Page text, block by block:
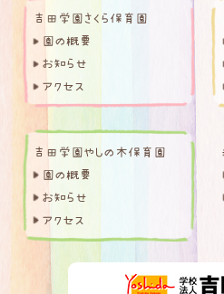
吉田学園さくら保育園
園の概要
お知らせ
アクセス
吉田学園やしの木保育園
園の概要
お知らせ
アクセス